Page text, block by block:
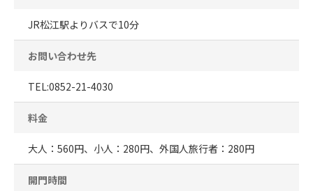
JR松江駅よりバスで10分
お問い合わせ先
TEL:0852-21-4030
料金
大人：560円、小人：280円、外国人旅行者：280円
開門時間